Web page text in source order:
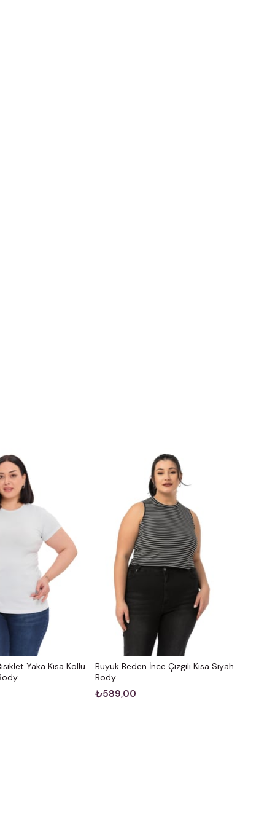
Yaka Kısa Kollu
Büyük Beden İnce Çizgili Kısa Siyah
Body
₺589,00